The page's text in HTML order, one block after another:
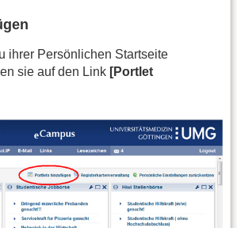
ihrer Persönlichen Startseite
sie auf den Link [Portlet